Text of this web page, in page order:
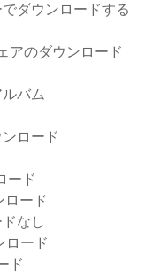
ダウンロードする
アのダウンロード
バム
ロード
ード
ロード
なし
ロード
ド